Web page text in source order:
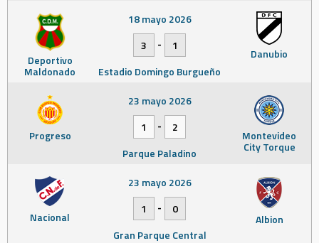
Deportivo
Maldonado
Danubio
18 mayo 2026
3
-
1
Estadio Domingo Burgueño
Progreso Montevideo
City Torque
23 mayo 2026
1
-
2
Parque Paladino
Nacional Albion
23 mayo 2026
1
-
0
Gran Parque Central